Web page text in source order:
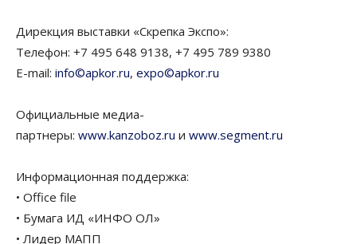
Дирекция выставки «Скрепка Экспо»:
Телефон: +7 495 648 9138, +7 495 789 9380
E-mail: info©apkor.ru, expo©apkor.ru
Официальные медиа-
партнеры: www.kanzoboz.ru и www.segment.ru
Информационная поддержка:
• Office file
• Бумага ИД «ИНФО ОЛ»
• Лидер МАПП